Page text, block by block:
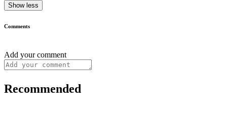
Show less
Comments
Add your comment
Recommended